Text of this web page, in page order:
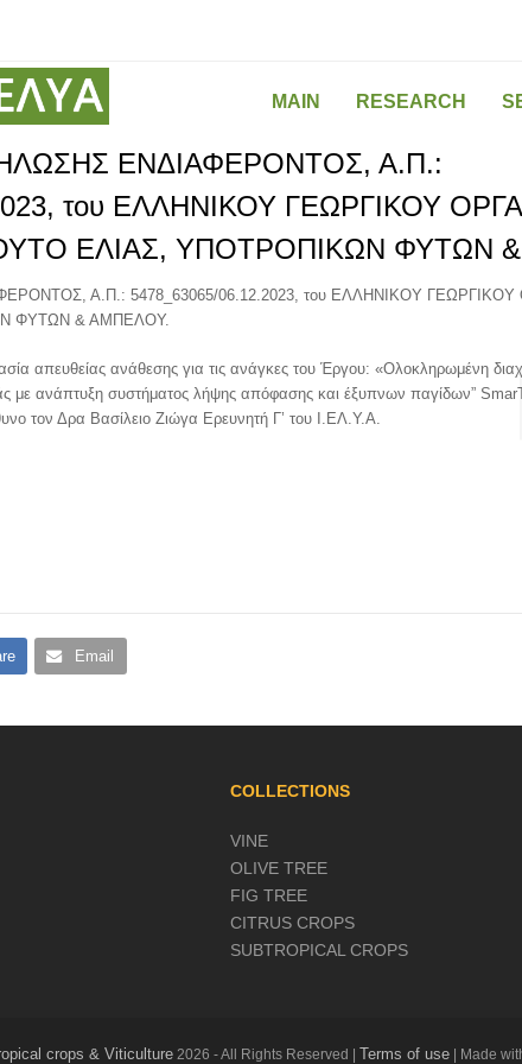
MAIN RESEARCH
ΕΝΔΙΑΦΕΡΟΝΤΟΣ, Α.Π.:
του ΕΛΛΗΝΙΚΟΥ ΓΕΩΡΓΙΚΟΥ
ΕΛΙΑΣ, ΥΠΟΤΡΟΠΙΚΩΝ ΦΥΤΩΝ
Α.Π.: 5478_63065/06.12.2023, του ΕΛΛΗΝΙΚΟΥ
ΦΥΤΩΝ & ΑΜΠΕΛΟΥ.
απευθείας ανάθεσης για τις ανάγκες του Έργου: «Ολοκληρωμένη
με ανάπτυξη συστήματος λήψης απόφασης και έξυπνων παγίδων”
τον Δρα Βασίλειο Ζιώγα Ερευνητή Γ’ του Ι.ΕΛ.Υ.Α.
Email
COLLECTIONS
VINE
OLIVE TREE
FIG TREE
CITRUS CROPS
SUBTROPICAL CROPS
crops & Viticulture 2026 - All Rights Reserved | Terms of use | Made